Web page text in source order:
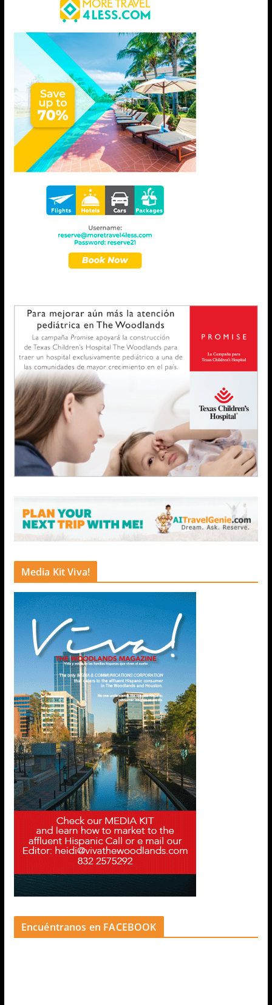
Media Kit Viva!
Encuéntranos en FACEBOOK